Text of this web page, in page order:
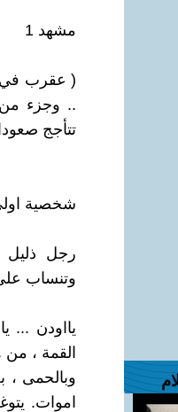
مشهد 1
( عقرب في
.. وجزء من
تتأجج
شخصية
رجل ذليل
وتنساب
يااودن ...
القمة ،
وبالحمى ،
اموات.